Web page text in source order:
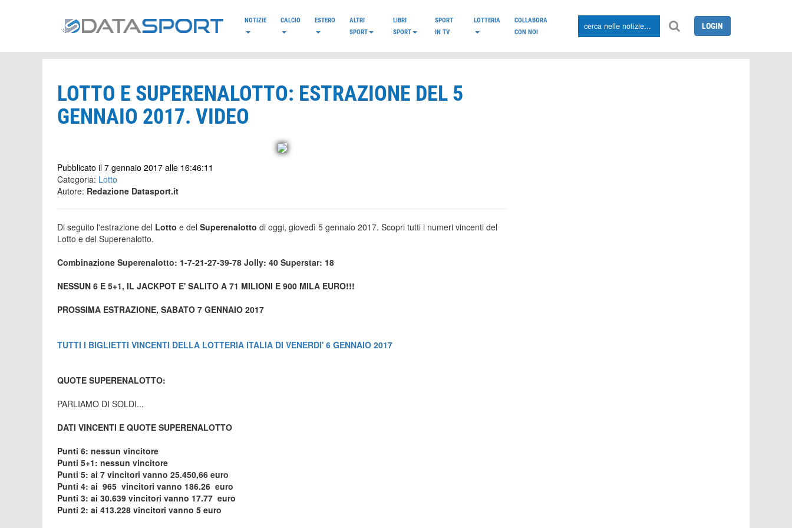
NOTIZIE CALCIO ESTERO
ALTRI
SPORT
LIBRI
SPORT
SPORT
IN TV
LOTTERIA
COLLABORA
CON NOI
LOGIN
LOTTO E SUPERENALOTTO: ESTRAZIONE DEL 5
GENNAIO 2017. VIDEO
Pubblicato il 7 gennaio 2017 alle 16:46:11
Categoria: Lotto
Autore: Redazione Datasport.it
Di seguito l'estrazione del Lotto e del Superenalotto di oggi, giovedì 5 gennaio 2017. Scopri tutti i numeri vincenti del
Lotto e del Superenalotto.
Combinazione Superenalotto: 1-7-21-27-39-78 Jolly: 40 Superstar: 18
NESSUN 6 E 5+1, IL JACKPOT E' SALITO A 71 MILIONI E 900 MILA EURO!!!
PROSSIMA ESTRAZIONE, SABATO 7 GENNAIO 2017
TUTTI I BIGLIETTI VINCENTI DELLA LOTTERIA ITALIA DI VENERDI' 6 GENNAIO 2017
QUOTE SUPERENALOTTO:
PARLIAMO DI SOLDI...
DATI VINCENTI E QUOTE SUPERENALOTTO
Punti 6: nessun vincitore
Punti 5+1: nessun vincitore
Punti 5: ai 7 vincitori vanno 25.450,66 euro
Punti 4: ai 965 vincitori vanno 186.26 euro
Punti 3: ai 30.639 vincitori vanno 17.77 euro
Punti 2: ai 413.228 vincitori vanno 5 euro